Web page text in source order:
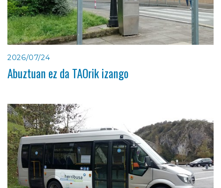
2026/07/24
Abuztuan ez da TAOrik izango